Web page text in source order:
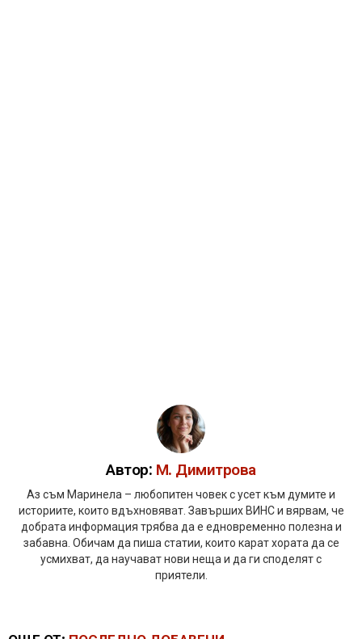
Автор: М. Димитрова
Аз съм Маринела – любопитен човек с усет към думите и
историите, които вдъхновяват. Завърших ВИНС и вярвам, че
добрата информация трябва да е едновременно полезна и
забавна. Обичам да пиша статии, които карат хората да се
усмихват, да научават нови неща и да ги споделят с
приятели.